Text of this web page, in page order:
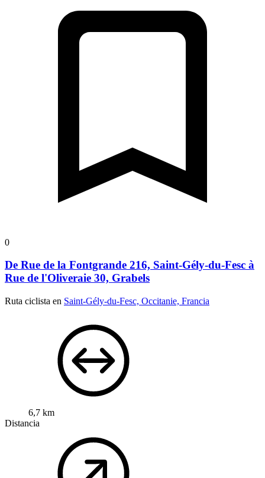
0
De Rue de la Fontgrande 216, Saint-Gély-du-Fesc à
Rue de l'Oliveraie 30, Grabels
Ruta ciclista en Saint-Gély-du-Fesc, Occitanie, Francia
6,7 km
Distancia